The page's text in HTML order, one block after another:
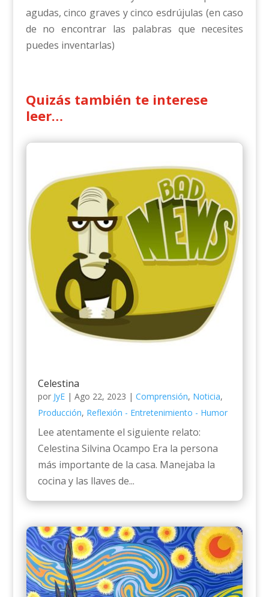
agudas, cinco graves y cinco esdrújulas (en caso
de no encontrar las palabras que necesites
puedes inventarlas)
Quizás también te interese
leer…
Celestina
por JyE| Ago 22, 2023 | Comprensión, Noticia,
Producción, Reflexión - Entretenimiento - Humor
Lee atentamente el siguiente relato:
Celestina Silvina Ocampo Era la persona
más importante de la casa. Manejaba la
cocina y las llaves de...